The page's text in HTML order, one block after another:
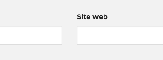
Site web